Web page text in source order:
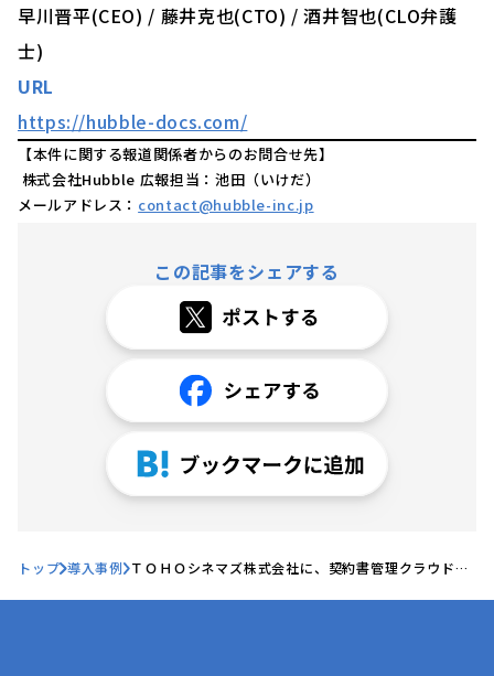
早川晋平(CEO) / 藤井克也(CTO) / 酒井智也(CLO弁護
士)
URL
https://hubble-docs.com/
【本件に関する報道関係者からのお問合せ先】
株式会社Hubble 広報担当：池田（いけだ）
メールアドレス： contact@hubble-inc.jp
この記事をシェアする
トップ 導入事例 ＴＯＨＯシネマズ株式会社に、契約書管理クラウドサ